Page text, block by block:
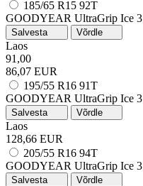
185/65 R15 92T
GOODYEAR UltraGrip Ice 3
Salvesta Võrdle
Laos
91,00
86,07 EUR
195/55 R16 91T
GOODYEAR UltraGrip Ice 3
Salvesta Võrdle
Laos
128,66 EUR
205/55 R16 94T
GOODYEAR UltraGrip Ice 3
Salvesta Võrdle